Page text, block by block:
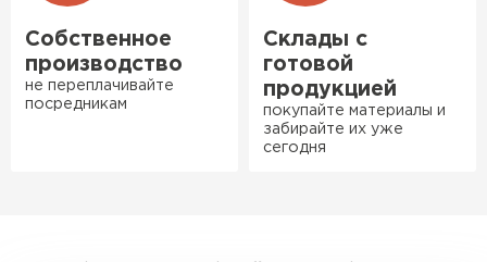
Нужен был определённый
утеплитель Ursa для утепления
бани. Материал понравился:
лёгкий, хорошо гнётся, а
главное никакой пыли и
Собственное
производство
не переплачивайте
посредникам
Склады с
готовой
продукцией
покупайте материалы и
забирайте их уже
сегодня
Фальцевая кровля